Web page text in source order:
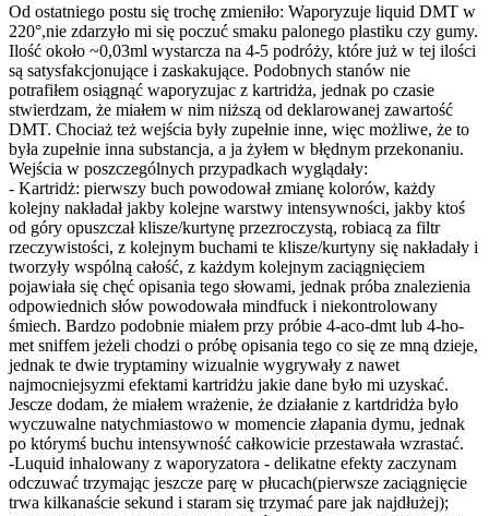
Od ostatniego postu się trochę zmieniło: Waporyzuje liquid DMT w
220°,nie zdarzyło mi się poczuć smaku palonego plastiku czy gumy.
Ilość około ~0,03ml wystarcza na 4-5 podróży, które już w tej ilości
są satysfakcjonujące i zaskakujące. Podobnych stanów nie
potrafiłem osiągnąć waporyzujac z kartridża, jednak po czasie
stwierdzam, że miałem w nim niższą od deklarowanej zawartość
DMT. Chociaż też wejścia były zupełnie inne, więc możliwe, że to
była zupełnie inna substancja, a ja żyłem w błędnym przekonaniu.
Wejścia w poszczególnych przypadkach wyglądały:
- Kartridż: pierwszy buch powodował zmianę kolorów, każdy
kolejny nakładał jakby kolejne warstwy intensywności, jakby ktoś
od góry opuszczał klisze/kurtynę przezroczystą, robiacą za filtr
rzeczywistości, z kolejnym buchami te klisze/kurtyny się nakładały i
tworzyły wspólną całość, z każdym kolejnym zaciągnięciem
pojawiała się chęć opisania tego słowami, jednak próba znalezienia
odpowiednich słów powodowała mindfuck i niekontrolowany
śmiech. Bardzo podobnie miałem przy próbie 4-aco-dmt lub 4-ho-
met sniffem jeżeli chodzi o próbę opisania tego co się ze mną dzieje,
jednak te dwie tryptaminy wizualnie wygrywały z nawet
najmocniejsyzmi efektami kartridżu jakie dane było mi uzyskać.
Jescze dodam, że miałem wrażenie, że działanie z kartdridża było
wyczuwalne natychmiastowo w momencie złapania dymu, jednak
po którymś buchu intensywność całkowicie przestawała wzrastać.
-Luquid inhalowany z waporyzatora - delikatne efekty zaczynam
odczuwać trzymając jeszcze parę w płucach(pierwsze zaciągnięcie
trwa kilkanaście sekund i staram się trzymać pare jak najdłużej);